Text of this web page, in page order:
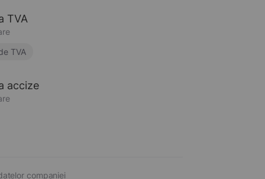
TVA
TVA
accize
companiei